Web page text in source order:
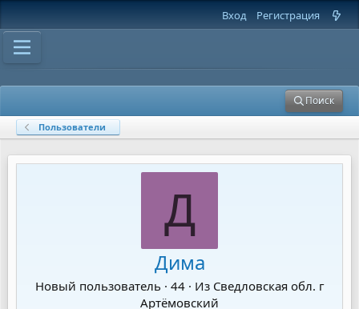
Вход Регистрация
Поиск
Пользователи
Д
Дима
Новый пользователь · 44 · Из Сведловская обл. г
Артёмовский